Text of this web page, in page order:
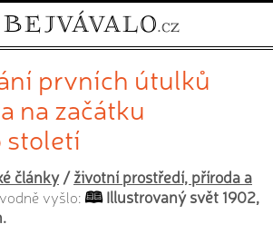
prvních útulků
na začátku
století
články/životní prostředí, příroda a
vyšlo:
Illustrovaný svět 1902,